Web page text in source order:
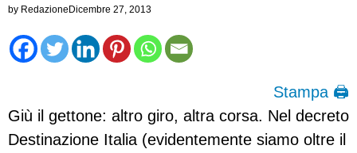
by RedazioneDicembre 27, 2013
Stampa 🖨
Giù il gettone: altro giro, altra corsa. Nel decreto
Destinazione Italia (evidentemente siamo oltre il